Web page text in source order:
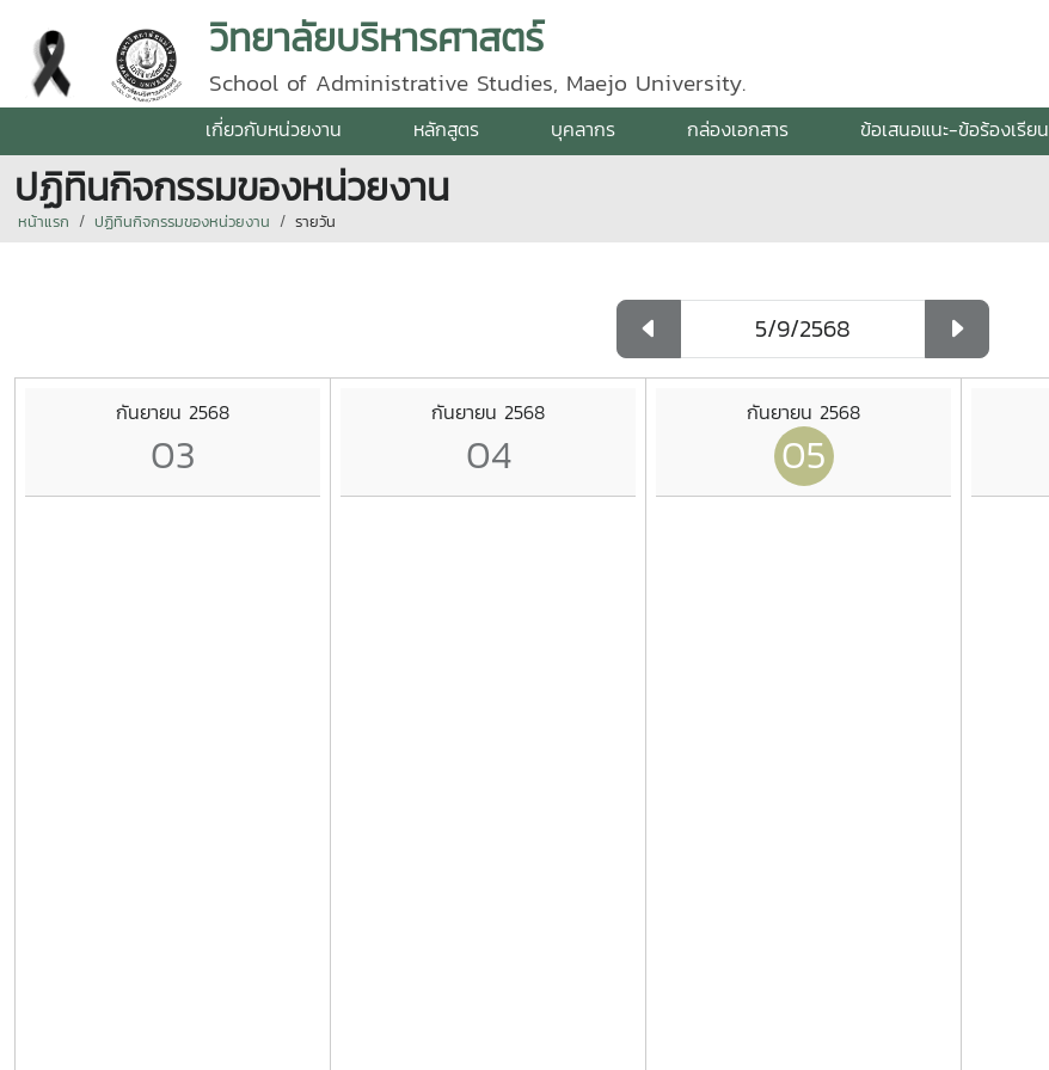
วิทยาลัยบริหารศาสตร์
School of Administrative Studies, Maejo University.
เกี่ยวกับหน่วยงาน หลักสูตร บุคลากร กล่องเอกสาร ข้อเสนอแนะ-ข้อร้องเรียน
ปฏิทินกิจกรรมของหน่วยงาน
หน้าแรก ปฏิทินกิจกรรมของหน่วยงาน รายวัน
กันยายน 2568
03
กันยายน 2568
04
กันยายน 2568
05